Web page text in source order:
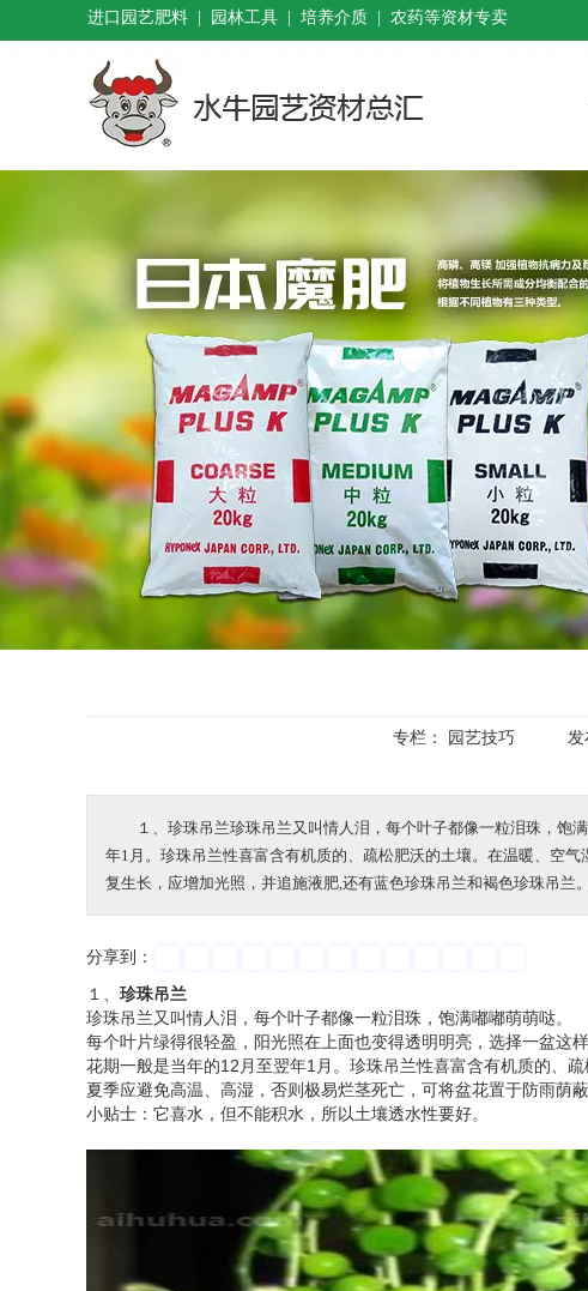
进口园艺肥料 | 园林工具 | 培养介质 | 农药等资材专卖
专栏： 园艺技巧 发
１、珍珠吊兰珍珠吊兰又叫情人泪，每个叶子都像一粒泪珠，饱
年1月。珍珠吊兰性喜富含有机质的、疏松肥沃的土壤。在温暖、空
复生长，应增加光照，并追施液肥,还有蓝色珍珠吊兰和褐色珍珠吊
分享到：
１、 珍珠吊兰
珍珠吊兰又叫情人泪，每个叶子都像一粒泪珠，饱满嘟嘟萌萌哒。
每个叶片绿得很轻盈，阳光照在上面也变得透明明亮，选择一盆这
花期一般是当年的12月至翌年1月。珍珠吊兰性喜富含有机质的、
夏季应避免高温、高湿，否则极易烂茎死亡，可将盆花置于防雨荫
小贴士：它喜水，但不能积水，所以土壤透水性要好。